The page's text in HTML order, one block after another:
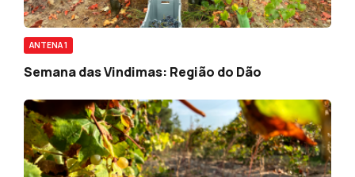
ANTENA 1
Semana das Vindimas: Região do Dão